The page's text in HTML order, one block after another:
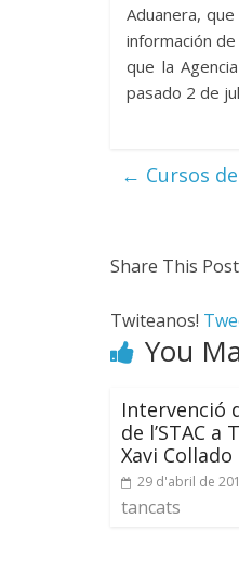
Aduanera,
información
que la
pasado 2 de
← Cursos
Share This
Twiteanos!
You
Intervenció
de l’STAC a
Xavi Collado
29 d'abril de
tancats